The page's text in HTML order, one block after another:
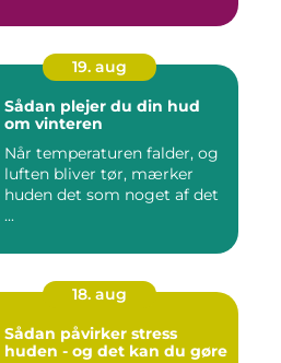
19. aug
Sådan plejer du din hud
om vinteren
Når temperaturen falder, og
luften bliver tør, mærker
huden det som noget af det
...
18. aug
Sådan påvirker stress
huden - og det kan du gøre